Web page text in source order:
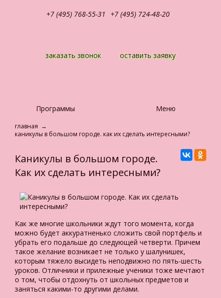
+7 (495) 768-55-31 +7 (495) 724-48-20
заказать звонок оставить заявку
Программы Меню
главная →
каникулы в большом городе. как их сделать интересными?
Каникулы в большом городе.
Как их сделать интересными?
Как же многие школьники ждут того момента, когда
можно будет аккуратненько сложить свой портфель и
убрать его подальше до следующей четверти. Причем
такое желание возникает не только у шалунишек,
которым тяжело высидеть неподвижно по пять-шесть
уроков. Отличники и прилежные ученики тоже мечтают
о том, чтобы отдохнуть от школьных предметов и
заняться какими-то другими делами.